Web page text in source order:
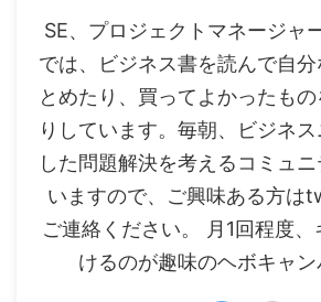
SE、プロジェクトマネージャ
では、ビジネス書を読んで自分
とめたり、買ってよかったも
りしています。毎朝、ビジネ
した問題解決を考えるコミュ
いますので、ご興味ある方は
ご連絡ください。 月1回程度
けるのが趣味のヘボキャン